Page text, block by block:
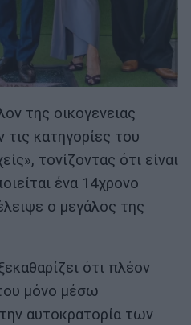
της οικογενειας
κατηγορίες του
τονίζοντας ότι είναι
ένα 14χρονο
ο μεγάλος της
ότι πλέον
μόνο μέσω
αυτοκρατορία των